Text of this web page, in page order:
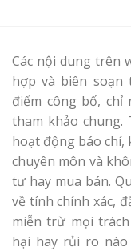
Các nội dung trên
hợp và biên soạn
điểm công bố, chỉ
tham khảo
hoạt động báo chí,
chuyên môn và
tư hay mua bán.
về tính chính xác,
miễn trừ mọi
hại hay rủi ro